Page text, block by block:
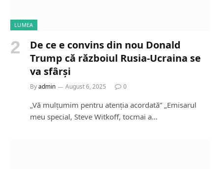
LUMEA
De ce e convins din nou Donald
Trump că războiul Rusia-Ucraina se
va sfârși
Byadmin August 6, 2025 0
„Vă mulțumim pentru atenția acordată” „Emisarul
meu special, Steve Witkoff, tocmai a…